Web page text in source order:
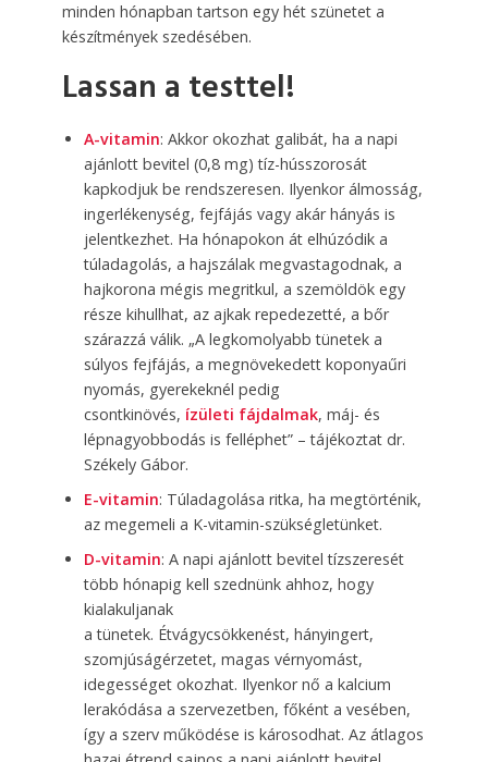
minden hónapban tartson egy hét szünetet a
készítmények szedésében.
Lassan a testtel!
A-vitamin: Akkor okozhat galibát, ha a napi
ajánlott bevitel (0,8 mg) tíz-hússzorosát
kapkodjuk be rendszeresen. Ilyenkor álmosság,
ingerlékenység, fejfájás vagy akár hányás is
jelentkezhet. Ha hónapokon át elhúzódik a
túladagolás, a hajszálak megvastagodnak, a
hajkorona mégis megritkul, a szemöldök egy
része kihullhat, az ajkak repedezetté, a bőr
szárazzá válik. „A legkomolyabb tünetek a
súlyos fejfájás, a megnövekedett koponyaűri
nyomás, gyerekeknél pedig
csontkinövés, ízületi fájdalmak, máj- és
lépnagyobbodás is felléphet” – tájékoztat dr.
Székely Gábor.
E-vitamin: Túladagolása ritka, ha megtörténik,
az megemeli a K-vitamin-szükségletünket.
D-vitamin: A napi ajánlott bevitel tízszeresét
több hónapig kell szednünk ahhoz, hogy
kialakuljanak
a tünetek. Étvágycsökkenést, hányingert,
szomjúságérzetet, magas vérnyomást,
idegességet okozhat. Ilyenkor nő a kalcium
lerakódása a szervezetben, főként a vesében,
így a szerv működése is károsodhat. Az átlagos